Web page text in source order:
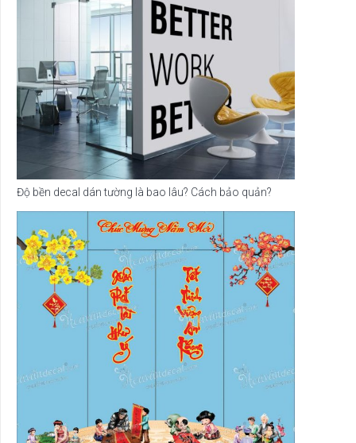
Độ bền decal dán tường là bao lâu? Cách bảo quản?